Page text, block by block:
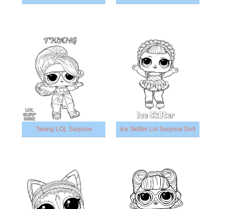
Twang LOL Surprise Ice Sk8ter Lol Surprise Doll